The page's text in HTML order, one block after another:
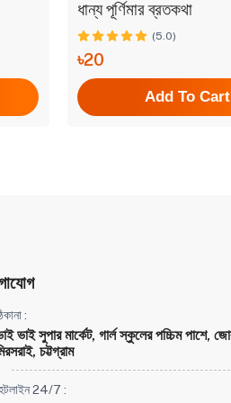
ধান্য পূর্ণিমার ব্রতকথা
(5.0)
৳20
Add To Cart
:
ভাই সুপার মার্কেট, গার্ল স্কুলের পচ্চিম পাশে,
চট্টগ্রাম
24/7 :